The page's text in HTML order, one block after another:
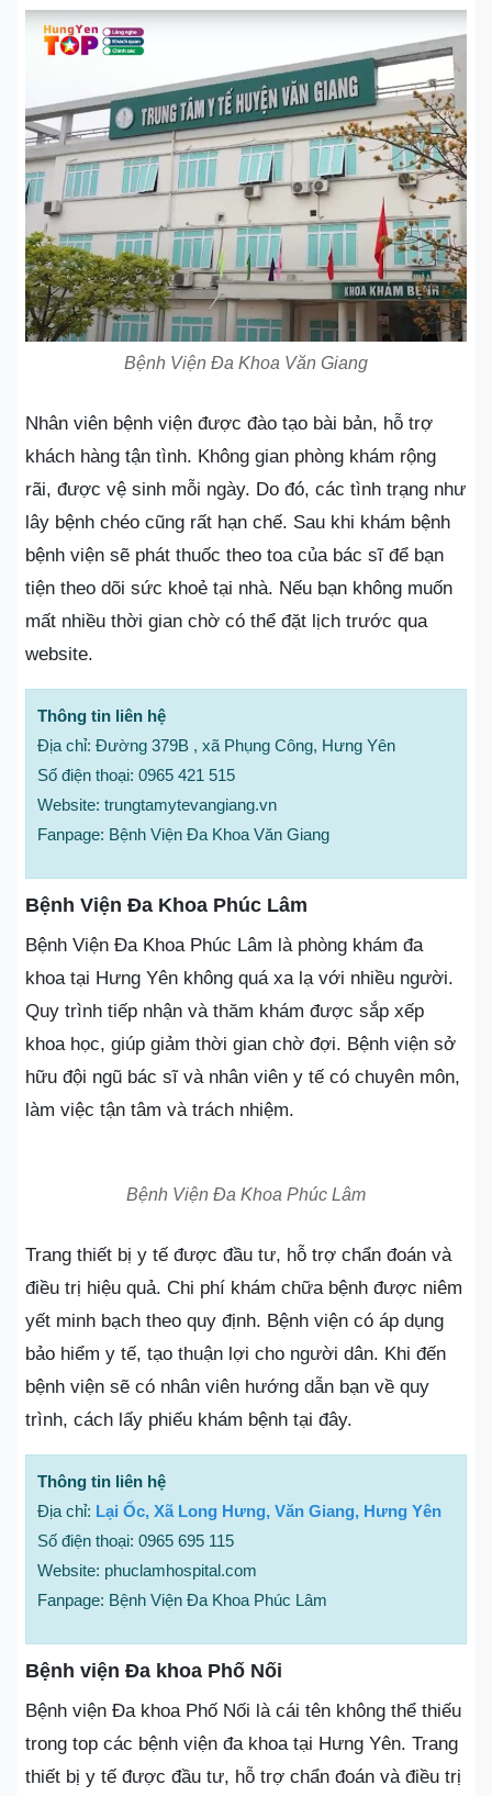
Bệnh Viện Đa Khoa Văn Giang
Nhân viên bệnh viện được đào tạo bài bản, hỗ trợ
khách hàng tận tình. Không gian phòng khám rộng
rãi, được vệ sinh mỗi ngày. Do đó, các tình trạng như
lây bệnh chéo cũng rất hạn chế. Sau khi khám bệnh
bệnh viện sẽ phát thuốc theo toa của bác sĩ để bạn
tiện theo dõi sức khoẻ tại nhà. Nếu bạn không muốn
mất nhiều thời gian chờ có thể đặt lịch trước qua
website.
Thông tin liên hệ
Địa chỉ: Đường 379B , xã Phụng Công, Hưng Yên
Số điện thoại: 0965 421 515
Website: trungtamytevangiang.vn
Fanpage: Bệnh Viện Đa Khoa Văn Giang
Bệnh Viện Đa Khoa Phúc Lâm
Bệnh Viện Đa Khoa Phúc Lâm là phòng khám đa
khoa tại Hưng Yên không quá xa lạ với nhiều người.
Quy trình tiếp nhận và thăm khám được sắp xếp
khoa học, giúp giảm thời gian chờ đợi. Bệnh viện sở
hữu đội ngũ bác sĩ và nhân viên y tế có chuyên môn,
làm việc tận tâm và trách nhiệm.
Bệnh Viện Đa Khoa Phúc Lâm
Trang thiết bị y tế được đầu tư, hỗ trợ chẩn đoán và
điều trị hiệu quả. Chi phí khám chữa bệnh được niêm
yết minh bạch theo quy định. Bệnh viện có áp dụng
bảo hiểm y tế, tạo thuận lợi cho người dân. Khi đến
bệnh viện sẽ có nhân viên hướng dẫn bạn về quy
trình, cách lấy phiếu khám bệnh tại đây.
Thông tin liên hệ
Địa chỉ: Lại Ốc, Xã Long Hưng, Văn Giang, Hưng Yên
Số điện thoại: 0965 695 115
Website: phuclamhospital.com
Fanpage: Bệnh Viện Đa Khoa Phúc Lâm
Bệnh viện Đa khoa Phố Nối
Bệnh viện Đa khoa Phố Nối là cái tên không thể thiếu
trong top các bệnh viện đa khoa tại Hưng Yên. Trang
thiết bị y tế được đầu tư, hỗ trợ chẩn đoán và điều trị